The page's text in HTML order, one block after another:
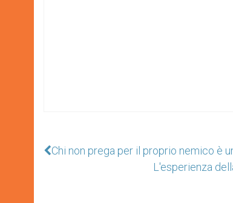
Chi non prega per il proprio nemico è
L'esperienza